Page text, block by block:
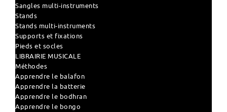
Sangles multi-instruments
Stands
Stands multi-instruments
Supports et fixations
Pieds et socles
LIBRAIRIE MUSICALE
Méthodes
Apprendre le balafon
Apprendre la batterie
Apprendre le bodhran
Apprendre le bongo